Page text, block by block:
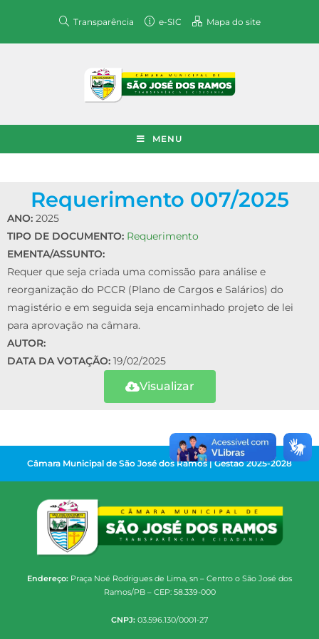
Transparência e-SIC Mapa do site
MENU
Requerimento 007/2025
ANO: 2025
TIPO DE DOCUMENTO: Requerimento
EMENTA/ASSUNTO:
Requer que seja criada uma comissão para análise e
reorganização do PCCR (Plano de Cargos e Salários) do
magistério e em seguida seja encaminhado projeto de lei
para aprovação na câmara.
AUTOR:
DATA DA VOTAÇÃO: 19/02/2025
Visualizar
Câmara Municipal de São José dos Ramos | Gestão 2025-2028
Endereço: Praça Noé Rodrigues de Lima, sn – Centro o São José dos
Ramos/PB – CEP: 58.339-000
CNPJ: 03.596.130/0001-27